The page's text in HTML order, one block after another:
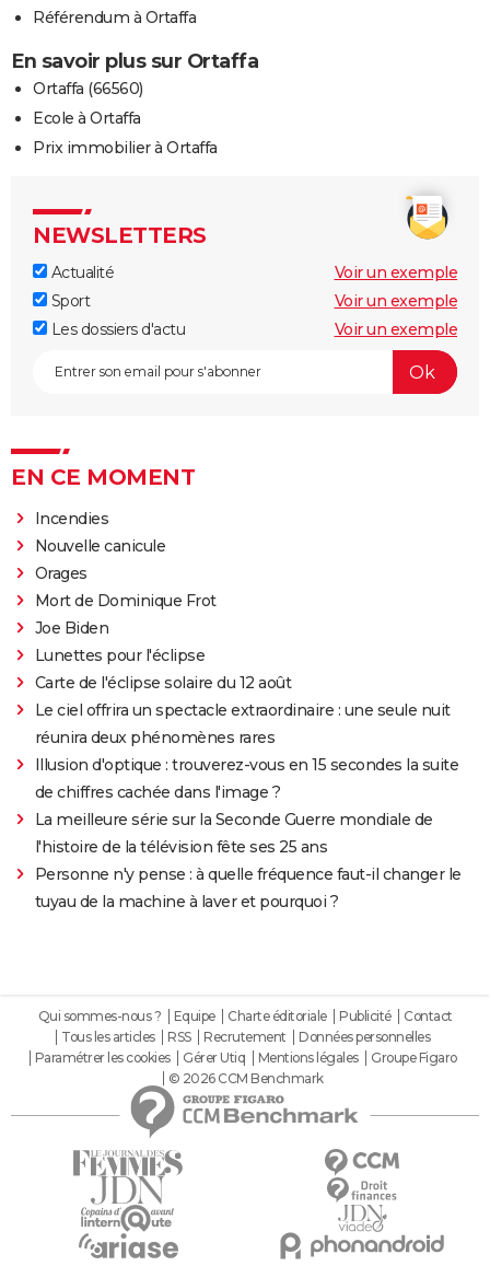
Référendum à Ortaffa
En savoir plus sur Ortaffa
Ortaffa (66560)
Ecole à Ortaffa
Prix immobilier à Ortaffa
NEWSLETTERS
Actualité
Voir un exemple
Sport
Voir un exemple
Les dossiers d'actu
Voir un exemple
EN CE MOMENT
Incendies
Nouvelle canicule
Orages
Mort de Dominique Frot
Joe Biden
Lunettes pour l'éclipse
Carte de l'éclipse solaire du 12 août
Le ciel offrira un spectacle extraordinaire : une seule nuit
réunira deux phénomènes rares
Illusion d'optique : trouverez-vous en 15 secondes la suite
de chiffres cachée dans l'image ?
La meilleure série sur la Seconde Guerre mondiale de
l'histoire de la télévision fête ses 25 ans
Personne n'y pense : à quelle fréquence faut-il changer le
tuyau de la machine à laver et pourquoi ?
Qui sommes-nous ? Equipe Charte éditoriale Publicité
Contact
Tous les articles
RSS Recrutement
Données personnelles
Paramétrer les cookies
Gérer Utiq Mentions légales
Groupe Figaro
© 2026 CCM Benchmark